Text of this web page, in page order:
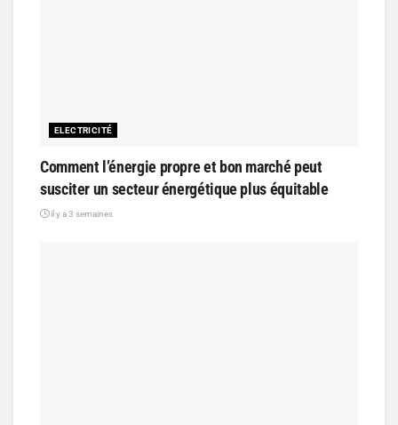
ELECTRICITÉ
Comment l’énergie propre et bon marché peut
susciter un secteur énergétique plus équitable
il y a 3 semaines